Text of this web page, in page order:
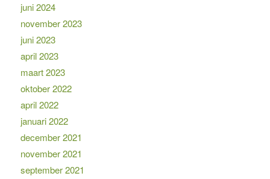
juni 2024
november 2023
juni 2023
april 2023
maart 2023
oktober 2022
april 2022
januari 2022
december 2021
november 2021
september 2021